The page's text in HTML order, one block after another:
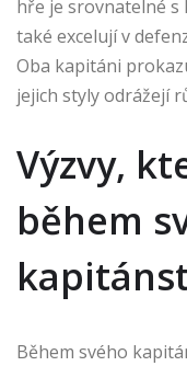
hře je srovnatelné s
také excelují v
Oba kapitáni
jejich styly odrážejí
Výzvy,
během
Během svého